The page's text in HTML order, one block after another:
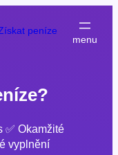
peníze
✅ Okamžité
vyplnění